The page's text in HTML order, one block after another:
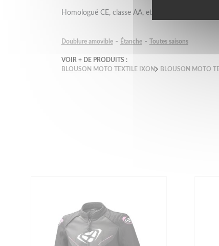
Homologué CE, classe AA, et conforme à la
Doublure amovible - Étanche - Toutes saisons
VOIR + DE PRODUITS :
BLOUSON MOTO TEXTILE IXON
BLOUSON MOTO